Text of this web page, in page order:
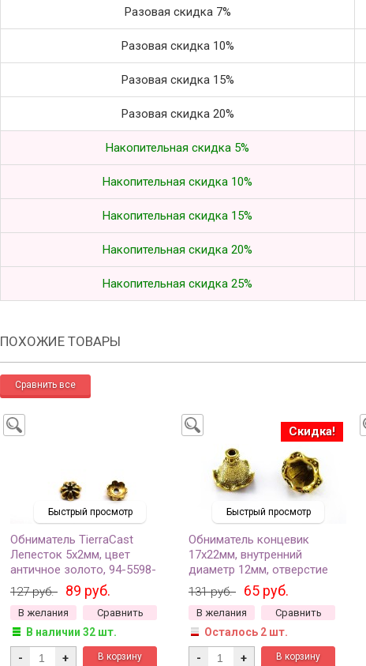
Разовая скидка 7%
Разовая скидка 10%
Разовая скидка 15%
Разовая скидка 20%
Накопительная скидка 5%
Накопительная скидка 10%
Накопительная скидка 15%
Накопительная скидка 20%
Накопительная скидка 25%
ПОХОЖИЕ ТОВАРЫ
Быстрый просмотр
Обниматель TierraCast
Лепесток 5х2мм, цвет
античное золото, 94-5598-
26, 2шт
127 руб. 89 руб.
В желания Сравнить
В наличии 32 шт.
- +
Быстрый просмотр
Скидка!
Обниматель концевик
17х22мм, внутренний
диаметр 12мм, отверстие
3мм, цвет античное золото,
латунь, 01-135, 2шт
131 руб. 65 руб.
В желания Сравнить
Осталось 2 шт.
- +